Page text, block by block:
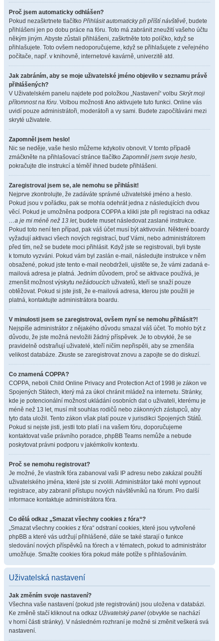
Proč jsem automaticky odhlášen?
Pokud nezaškrtnete tlačítko Přihlásit automaticky při příští návštěvě, budete
přihlášeni jen po dobu práce na fóru. Toto má zabránit zneužití vašeho účtu
někým jiným. Abyste zůstali přihlášeni, zaškrtněte toto políčko, když se
přihlašujete. Toto ovšem nedoporučujeme, když se přihlašujete z veřejného
počítače, např. v knihovně, internetové kavárně, univerzitě atd.
Jak zabráním, aby se moje uživatelské jméno objevilo v seznamu právě
přihlášených?
V Uživatelském panelu najdete pod položkou „Nastavení“ volbu Skrýt moji
přítomnost na fóru. Volbou možnosti Ano aktivujete tuto funkci. Online vás
uvidí pouze administrátoři, moderátoři a vy sami. Budete započítáváni mezi
skryté uživatele.
Zapomněl jsem heslo!
Nic se neděje, vaše heslo můžeme kdykoliv obnovit. V tomto případě
zmáčkněte na přihlašovací stránce tlačítkoZapomněl jsem svoje heslo,
pokračujte dle instrukcí a téměř ihned budete přihlášeni.
Zaregistroval jsem se, ale nemohu se přihlásit!
Nejprve zkontrolujte, že zadáváte správné uživatelské jméno a heslo.
Pokud jsou v pořádku, pak se mohla odehrát jedna z následujících dvou
věcí. Pokud je umožněna podpora COPPA a klikli jste při registraci na odkaz
…a je mi méně než 13 let, budete muset následovat zaslané instrukce.
Pokud toto není ten případ, pak váš účet musí být aktivován. Některé boardy
vyžadují aktivaci všech nových registrací, buď Vámi, nebo administrátorem
před tím, než se budete moci přihlásit. Když jste se registrovali, byli byste
k tomuto vyzváni. Pokud vám byl zaslán e-mail, následujte instrukce v něm
obsažené, pokud jste tento e-mail neobdrželi, ujistěte se, že vámi zadaná e-
mailová adresa je platná. Jedním důvodem, proč se aktivace používá, je
zmenšit možnost výskytu nežádoucích uživatelů, kteří se snaží pouze
obtěžovat. Pokud si jste jisti, že e-mailová adresa, kterou jste použili je
platná, kontaktujte administrátora boardu.
V minulosti jsem se zaregistroval, ovšem nyní se nemohu přihlásit?!
Nejspíše administrátor z nějakého důvodu smazal váš účet. To mohlo být z
důvodu, že jste možná nevložili žádný příspěvek. Je to obvyklé, že se
pravidelně odstraňují uživatelé, kteří ničím nepřispěli, aby se zmenšila
velikost databáze. Zkuste se zaregistrovat znovu a zapojte se do diskuzí.
Co znamená COPPA?
COPPA, neboli Child Online Privacy and Protection Act of 1998 je zákon ve
Spojených Státech, který má za úkol chránit mládež na internetu. Stránky,
kde je potencionální možnost ukládání osobních dat o uživateli, kterému je
méně než 13 let, musí mít souhlas rodičů nebo zákonných zástupců, aby
tyto data uložil. Tento zákon však platí pouze v jurisdikci Spojených Států.
Pokud si nejste jisti, jestli toto platí i na vašem fóru, doporučujeme
kontaktovat vaše právního poradce, phpBB Teams nemůže a nebude
poskytovat právni podporu v jakémkoliv kontextu.
Proč se nemohu registrovat?
Je možné, že vlastník fóra zabanoval vaši IP adresu nebo zakázal použití
uživatelského jména, které jste si zvolili. Administrátor také mohl vypnout
registrace, aby zabranil přístupu nových návštěvníků na fórum. Pro další
informace kontaktuje administrátora fóra.
Co dělá odkaz „Smazat všechny cookies z fóra“?
„Smazat všechny cookies z fóra“ odstraní cookies, které jsou vytvořené
phpBB a které vás udržují přihlášené, dále se také starají o funkce
sledování nových příspěvků na fórech a v tématech, pokud to administrátor
umožňuje. Smažte cookies fóra pokud máte potíže s přihlašováním.
Uživatelská nastavení
Jak změním svoje nastavení?
Všechna vaše nastavení (pokud jste registrováni) jsou uložena v databázi.
Ke změně stačí kliknout na odkaz Uživatelský panel (obvykle se nachází
v horní části stránky). V následném rozhraní je možné si změnit veškerá svá
nastavení.